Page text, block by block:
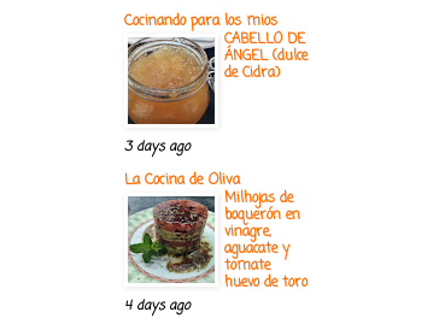
Cocinando para los mios
CABELLO DE
ÁNGEL (dulce
de Cidra)
3 days ago
La Cocina de Oliva
Milhojas de
boquerón en
vinagre,
aguacate y
tomate
huevo de toro
4 days ago